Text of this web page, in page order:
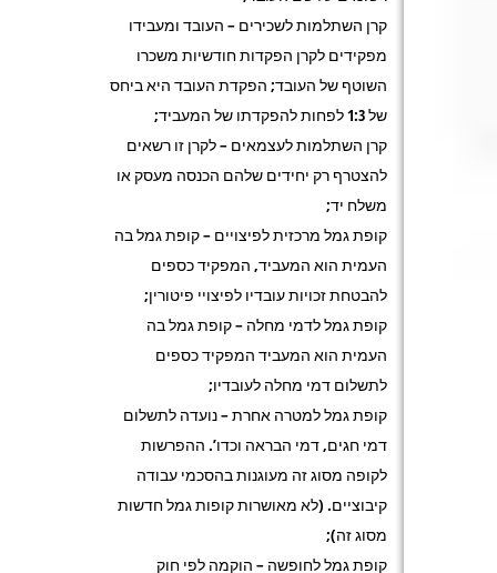
קרן השתלמות לשכירים – העובד ומעבידו
מפקידים לקרן הפקדות חודשיות משכרו
השוטף של העובד; הפקדת העובד היא ביחס
של 1:3 לפחות להפקדתו של המעביד;
קרן השתלמות לעצמאים – לקרן זו רשאים
להצטרף רק יחידים שלהם הכנסה מעסק או
משלח יד;
קופת גמל מרכזית לפיצויים – קופת גמל בה
העמית הוא המעביד, המפקיד כספים
להבטחת זכויות עובדיו לפיצויי פיטורין;
קופת גמל לדמי מחלה – קופת גמל בה
העמית הוא המעביד המפקיד כספים
לתשלום דמי מחלה לעובדיו;
קופת גמל למטרה אחרת – נועדה לתשלום
דמי חגים, דמי הבראה וכדו’. ההפרשות
לקופה מסוג זה מעוגנות בהסכמי עבודה
קיבוציים. (לא מאושרות קופות גמל חדשות
מסוג זה);
קופת גמל לחופשה – הוקמה לפי חוק